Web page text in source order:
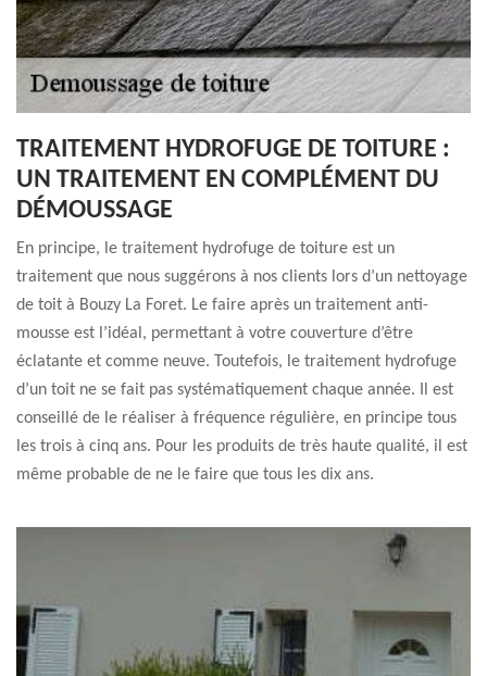
TRAITEMENT HYDROFUGE DE TOITURE :
UN TRAITEMENT EN COMPLÉMENT DU
DÉMOUSSAGE
En principe, le traitement hydrofuge de toiture est un
traitement que nous suggérons à nos clients lors d’un nettoyage
de toit à Bouzy La Foret. Le faire après un traitement anti-
mousse est l’idéal, permettant à votre couverture d’être
éclatante et comme neuve. Toutefois, le traitement hydrofuge
d’un toit ne se fait pas systématiquement chaque année. Il est
conseillé de le réaliser à fréquence régulière, en principe tous
les trois à cinq ans. Pour les produits de très haute qualité, il est
même probable de ne le faire que tous les dix ans.